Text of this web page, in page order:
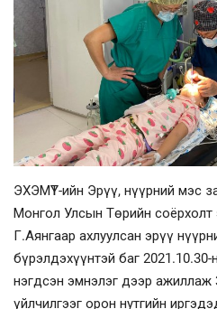
Шилэн данс
Авлига-110
ЭХЭМҮТ-ийн Эрүү, нүүрний мэс
Монгол Улсын Төрийн
Г.Аянгаар ахлуулсан эрүү
бүрэлдэхүүнтэй баг 2021.10.30-
нэгдсэн эмнэлэг дээр
үйлчилгээг орон нутгийн